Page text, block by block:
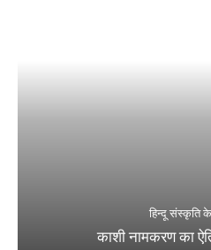
हिन्दू संस्कृति
काशी नामकरण का